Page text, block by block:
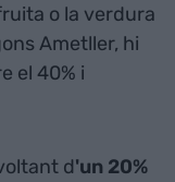
o la verdura
Ametller, hi
el 40% i
d'un 20%